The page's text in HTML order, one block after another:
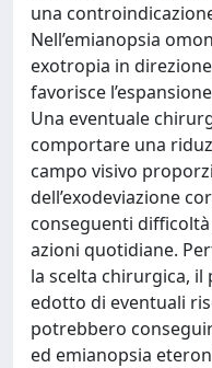
una
Nell’emianopsia
exotropia in
favorisce
Una eventuale
comportare una
campo visivo
dell’exodeviazione
conseguenti
azioni quotidiane.
la scelta chirurgica, il
edotto di eventuali
potrebbero
ed emianopsia